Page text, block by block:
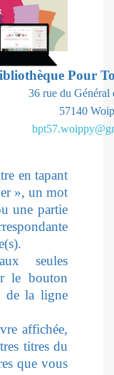
Pour
36 rue du Général
57140
en tapant
», un mot
une partie
seules
le bouton
de la ligne
affichée,
titres du
que vous